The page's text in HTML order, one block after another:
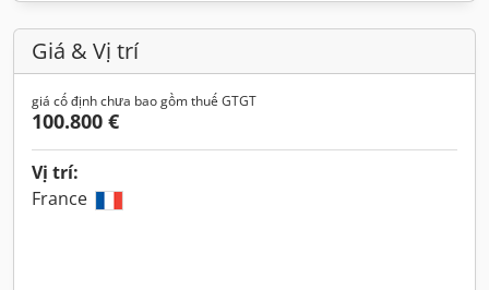
Giá & Vị trí
giá cố định chưa bao gồm thuế GTGT
100.800 €
Vị trí:
France